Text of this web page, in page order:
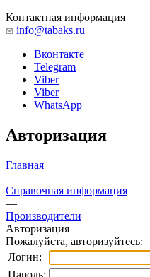
Контактная информация
info@tabaks.ru
Вконтакте
Telegram
Viber
Viber
WhatsApp
Авторизация
Главная
—
Справочная информация
—
Производители
Авторизация
Пожалуйста, авторизуйтесь:
Логин:
Пароль: